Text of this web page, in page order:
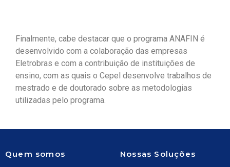
Finalmente, cabe destacar que o programa ANAFIN é
desenvolvido com a colaboração das empresas
Eletrobras e com a contribuição de instituições de
ensino, com as quais o Cepel desenvolve trabalhos de
mestrado e de doutorado sobre as metodologias
utilizadas pelo programa.
Quem somos Nossas Soluções